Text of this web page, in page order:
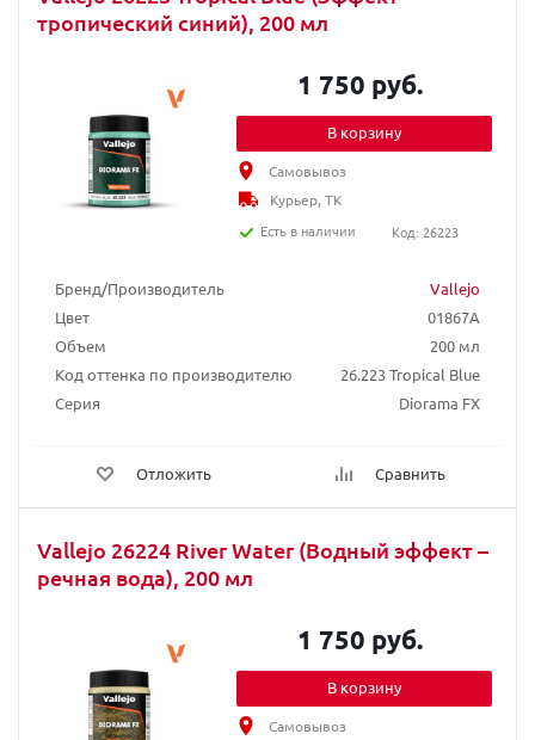
тропический синий), 200 мл
Бренд/Производитель
Vallejo
Цвет
01867A
Объем
200 мл
Код оттенка по производителю
26.223 Tropical Blue
Серия
Diorama FX
Отложить Сравнить
1 750 руб.
В корзину
Самовывоз
Курьер, ТК
Есть в наличии
Код: 26223
Vallejo 26224 River Water (Водный эффект –
речная вода), 200 мл
1 750 руб.
В корзину
Самовывоз